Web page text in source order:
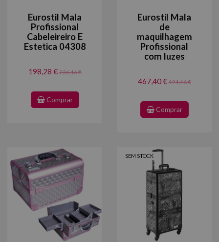
Eurostil Mala
Profissional
Cabeleireiro E
Estetica 04308
198,28 €236,16 €
Comprar
Eurostil Mala
de
maquilhagem
Profissional
com luzes
467,40 €494,46 €
Comprar
SEM STOCK